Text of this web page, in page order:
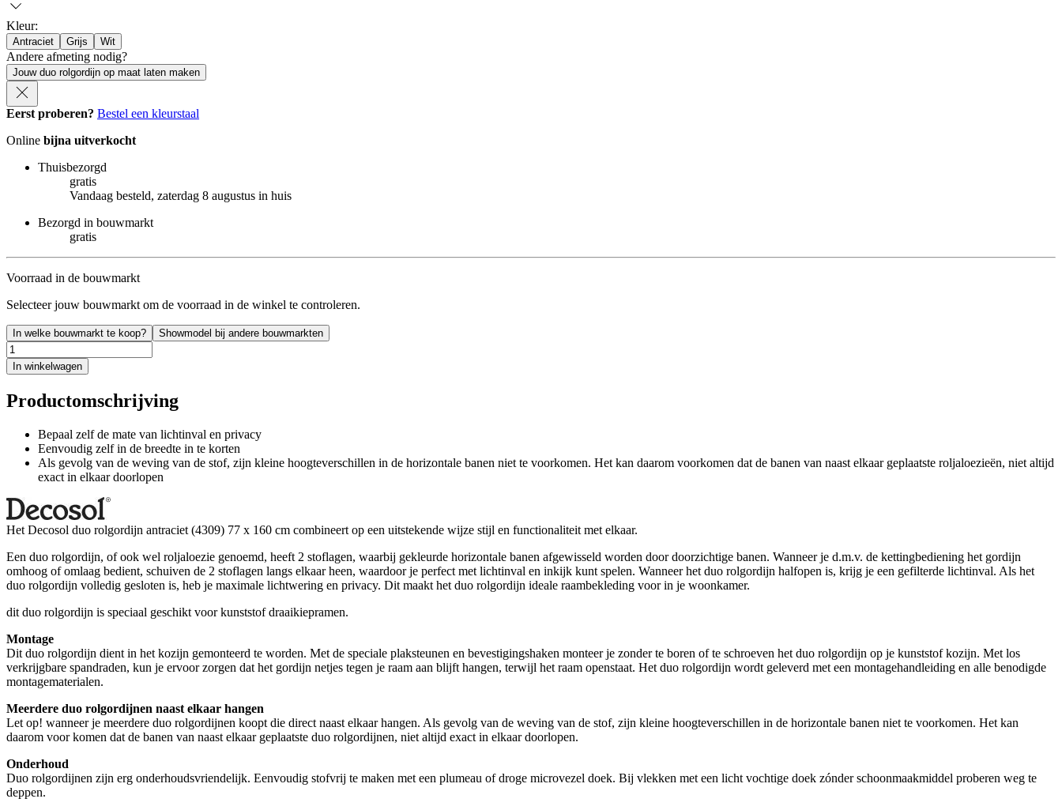
Kleur:
Antraciet Grijs Wit
Andere afmeting nodig?
Jouw duo rolgordijn op maat laten maken
Eerst proberen? Bestel een kleurstaal
Online bijna uitverkocht
Thuisbezorgd
gratis
Vandaag besteld, zaterdag 8 augustus in huis
Bezorgd in bouwmarkt
gratis
Voorraad in de bouwmarkt
Selecteer jouw bouwmarkt om de voorraad in de winkel te controleren.
In welke bouwmarkt te koop? Showmodel bij andere bouwmarkten
In winkelwagen
Productomschrijving
Bepaal zelf de mate van lichtinval en privacy
Eenvoudig zelf in de breedte in te korten
Als gevolg van de weving van de stof, zijn kleine hoogteverschillen in de horizontale banen niet te voorkomen. Het kan daarom voorkomen dat de banen van naast elkaar geplaatste roljaloezieën, niet altijd
exact in elkaar doorlopen
Het Decosol duo rolgordijn antraciet (4309) 77 x 160 cm combineert op een uitstekende wijze stijl en functionaliteit met elkaar.
Een duo rolgordijn, of ook wel roljaloezie genoemd, heeft 2 stoflagen, waarbij gekleurde horizontale banen afgewisseld worden door doorzichtige banen. Wanneer je d.m.v. de kettingbediening het gordijn
omhoog of omlaag bedient, schuiven de 2 stoflagen langs elkaar heen, waardoor je perfect met lichtinval en inkijk kunt spelen. Wanneer het duo rolgordijn halfopen is, krijg je een gefilterde lichtinval. Als het
duo rolgordijn volledig gesloten is, heb je maximale lichtwering en privacy. Dit maakt het duo rolgordijn ideale raambekleding voor in je woonkamer.
dit duo rolgordijn is speciaal geschikt voor kunststof draaikiepramen.
Montage
Dit duo rolgordijn dient in het kozijn gemonteerd te worden. Met de speciale plaksteunen en bevestigingshaken monteer je zonder te boren of te schroeven het duo rolgordijn op je kunststof kozijn. Met los
verkrijgbare spandraden, kun je ervoor zorgen dat het gordijn netjes tegen je raam aan blijft hangen, terwijl het raam openstaat. Het duo rolgordijn wordt geleverd met een montagehandleiding en alle benodigde
montagematerialen.
Meerdere duo rolgordijnen naast elkaar hangen
Let op! wanneer je meerdere duo rolgordijnen koopt die direct naast elkaar hangen. Als gevolg van de weving van de stof, zijn kleine hoogteverschillen in de horizontale banen niet te voorkomen. Het kan
daarom voor komen dat de banen van naast elkaar geplaatste duo rolgordijnen, niet altijd exact in elkaar doorlopen.
Onderhoud
Duo rolgordijnen zijn erg onderhoudsvriendelijk. Eenvoudig stofvrij te maken met een plumeau of droge microvezel doek. Bij vlekken met een licht vochtige doek zónder schoonmaakmiddel proberen weg te
deppen.